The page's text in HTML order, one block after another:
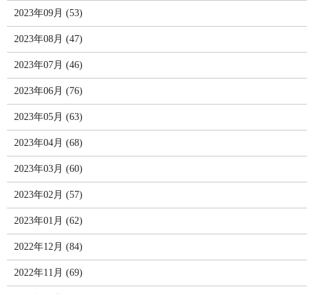
2023年09月 (53)
2023年08月 (47)
2023年07月 (46)
2023年06月 (76)
2023年05月 (63)
2023年04月 (68)
2023年03月 (60)
2023年02月 (57)
2023年01月 (62)
2022年12月 (84)
2022年11月 (69)